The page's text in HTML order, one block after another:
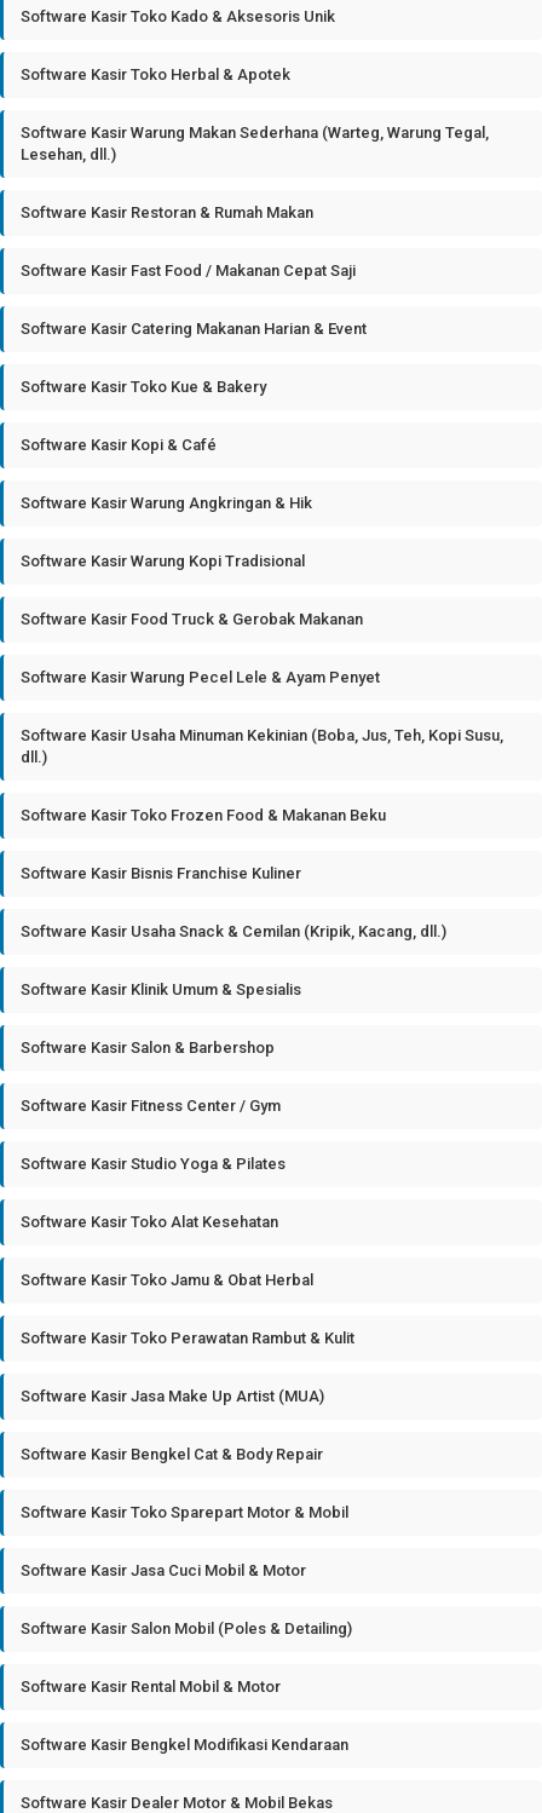
Software Kasir Toko Kado & Aksesoris Unik
Software Kasir Toko Herbal & Apotek
Software Kasir Warung Makan Sederhana (Warteg, Warung Tegal,
Lesehan, dll.)
Software Kasir Restoran & Rumah Makan
Software Kasir Fast Food / Makanan Cepat Saji
Software Kasir Catering Makanan Harian & Event
Software Kasir Toko Kue & Bakery
Software Kasir Kopi & Café
Software Kasir Warung Angkringan & Hik
Software Kasir Warung Kopi Tradisional
Software Kasir Food Truck & Gerobak Makanan
Software Kasir Warung Pecel Lele & Ayam Penyet
Software Kasir Usaha Minuman Kekinian (Boba, Jus, Teh, Kopi Susu,
dll.)
Software Kasir Toko Frozen Food & Makanan Beku
Software Kasir Bisnis Franchise Kuliner
Software Kasir Usaha Snack & Cemilan (Kripik, Kacang, dll.)
Software Kasir Klinik Umum & Spesialis
Software Kasir Salon & Barbershop
Software Kasir Fitness Center / Gym
Software Kasir Studio Yoga & Pilates
Software Kasir Toko Alat Kesehatan
Software Kasir Toko Jamu & Obat Herbal
Software Kasir Toko Perawatan Rambut & Kulit
Software Kasir Jasa Make Up Artist (MUA)
Software Kasir Bengkel Cat & Body Repair
Software Kasir Toko Sparepart Motor & Mobil
Software Kasir Jasa Cuci Mobil & Motor
Software Kasir Salon Mobil (Poles & Detailing)
Software Kasir Rental Mobil & Motor
Software Kasir Bengkel Modifikasi Kendaraan
Software Kasir Dealer Motor & Mobil Bekas